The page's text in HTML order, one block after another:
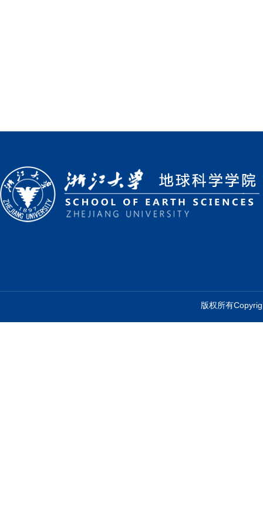
版权所有